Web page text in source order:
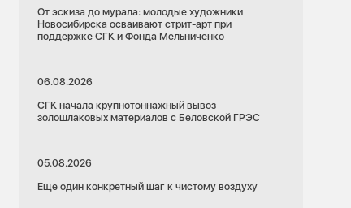
От эскиза до мурала: молодые художники
Новосибирска осваивают стрит-арт при
поддержке СГК и Фонда Мельниченко
06.08.2026
СГК начала крупнотоннажный вывоз
золошлаковых материалов с Беловской ГРЭС
05.08.2026
Еще один конкретный шаг к чистому воздуху